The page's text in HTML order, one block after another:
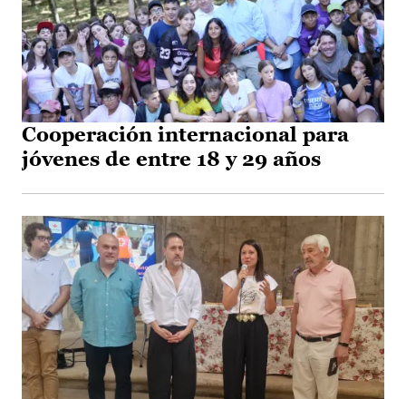
Cooperación internacional para
jóvenes de entre 18 y 29 años